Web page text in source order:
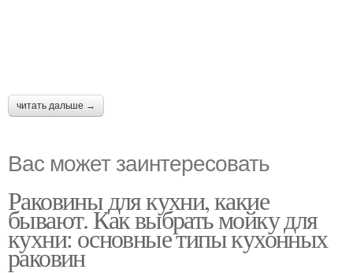
читать дальше →
Вас может заинтересовать
Раковины для кухни, какие
бывают. Как выбрать мойку для
кухни: основные типы кухонных
раковин